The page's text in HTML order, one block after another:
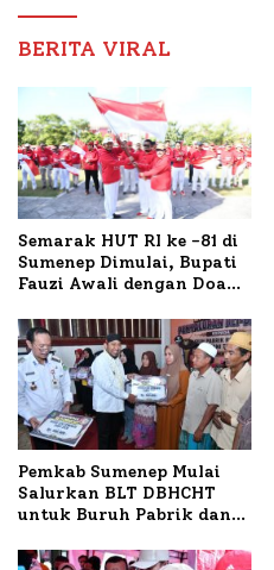
Nabil
BERITA VIRAL
Semarak HUT RI ke -81 di
Sumenep Dimulai, Bupati
Fauzi Awali dengan Doa
Terbakar
Pemkab Sumenep Mulai
Salurkan BLT DBHCHT
untuk Buruh Pabrik dan